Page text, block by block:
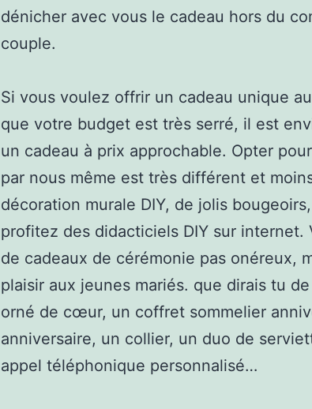
dénicher avec vous le cadeau hors du
couple.
Si vous voulez offrir un cadeau unique
que votre budget est très serré, il est
un cadeau à prix approchable. Opter
par nous même est très différent et
décoration murale DIY, de jolis
profitez des didacticiels DIY sur internet.
de cadeaux de cérémonie pas onéreux,
plaisir aux jeunes mariés. que dirais tu
orné de cœur, un coffret sommelier
anniversaire, un collier, un duo de
appel téléphonique personnalisé…